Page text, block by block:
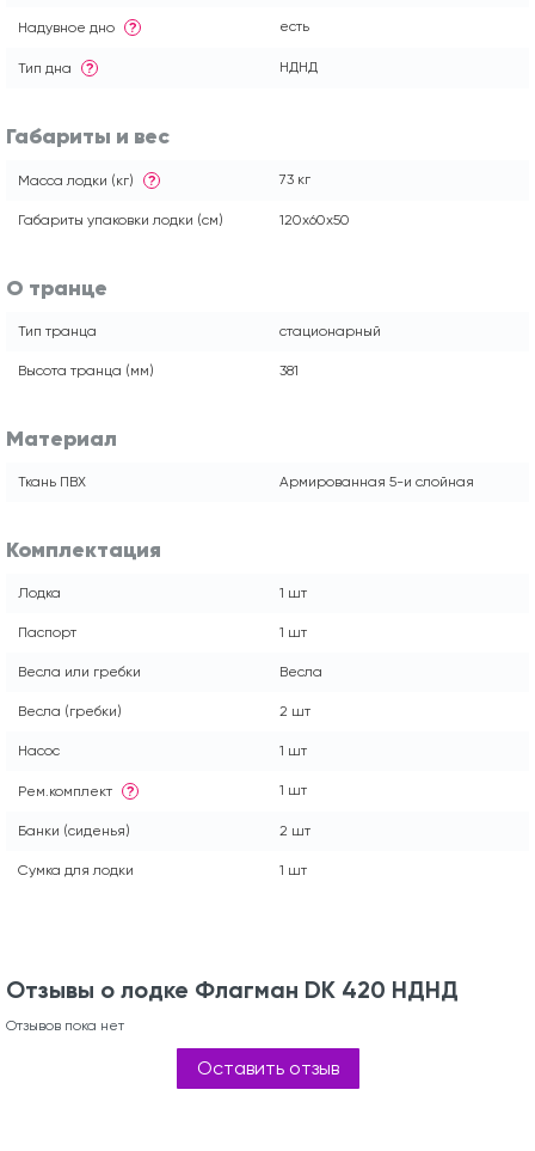
Надувное дно ? есть
Тип дна ? НДНД
Габариты и вес
Масса лодки (кг) ? 73 кг
Габариты упаковки лодки (см) 120x60x50
О транце
Тип транца стационарный
Высота транца (мм) 381
Материал
Ткань ПВХ Армированная 5-и слойная
Комплектация
Лодка 1 шт
Паспорт 1 шт
Весла или гребки Весла
Весла (гребки) 2 шт
Насос 1 шт
Рем.комплект ? 1 шт
Банки (сиденья) 2 шт
Сумка для лодки 1 шт
Отзывы о лодке Флагман DK 420 НДНД
Отзывов пока нет
Оставить отзыв